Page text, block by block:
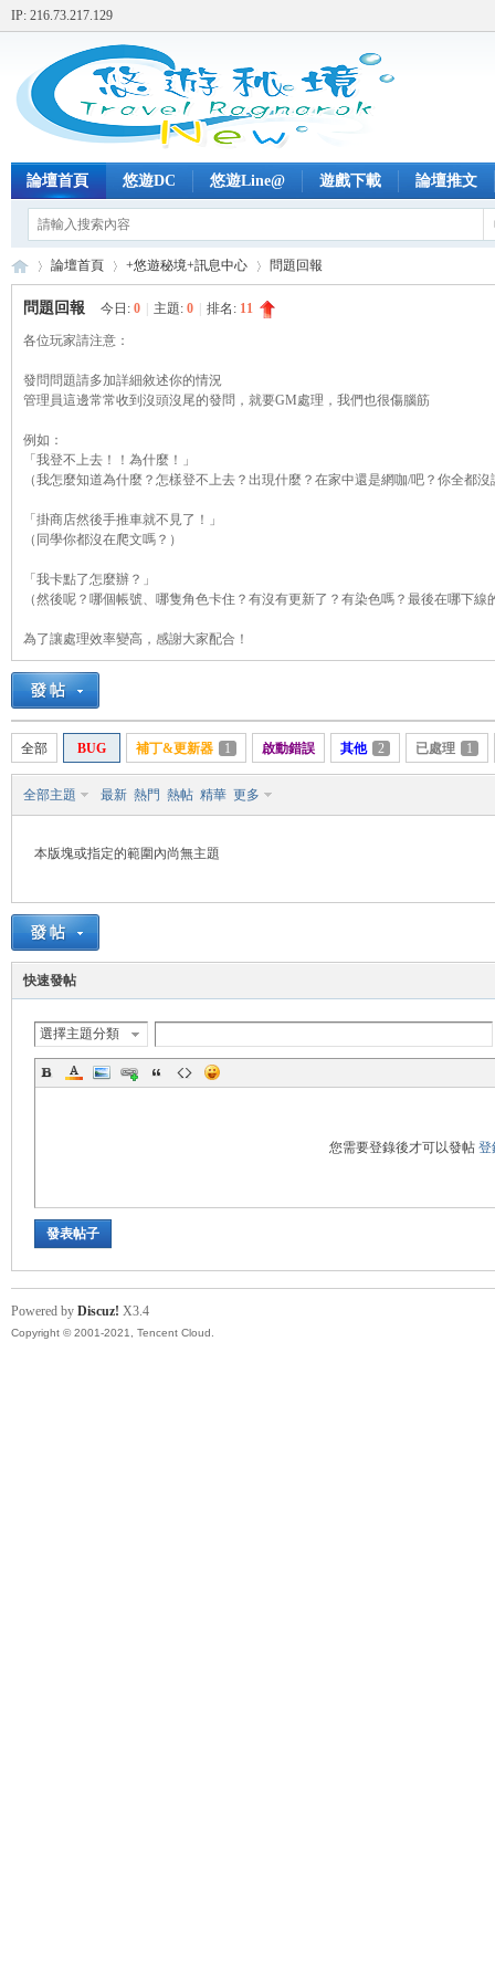
IP: 216.73.217.129
論壇首頁 悠遊DC 悠遊Line@ 遊戲下載 論壇推文
論壇首頁 +悠遊秘境+訊息中心 問題回報
問題回報 今日: 0 主題: 0 排名: 11
各位玩家請注意：
發問問題請多加詳細敘述你的情況
管理員這邊常常收到沒頭沒尾的發問，就要GM處理，我們也很傷腦筋
例如：
「我登不上去！！為什麼！」
（我怎麼知道為什麼？怎樣登不上去？出現什麼？在家中還是網咖/吧？你全都
「掛商店然後手推車就不見了！」
（同學你都沒在爬文嗎？）
「我卡點了怎麼辦？」
（然後呢？哪個帳號、哪隻角色卡住？有沒有更新了？有染色嗎？最後在哪下
為了讓處理效率變高，感謝大家配合！
全部 BUG 補丁&更新器 1 啟動錯誤 其他 2 已處理 1
全部主題 最新 熱門 熱帖 精華 更多
本版塊或指定的範圍內尚無主題
快速發帖
選擇主題分類
您需要登錄後才可以發帖 登
發表帖子
Powered by Discuz! X3.4
Copyright © 2001-2021, Tencent Cloud.